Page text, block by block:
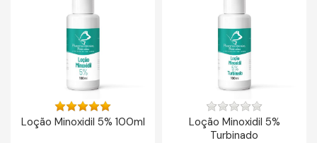
Loção Minoxidil 5% 100ml
Loção Minoxidil 5%
Turbinado